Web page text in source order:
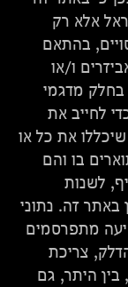
אלא רק
בהתאם
ו/או
מדגמי
לחייב את
את כל או
בו והם
לשנות
באתר זה. נתוני
מתפרסמים
צריכת
היתר, גם